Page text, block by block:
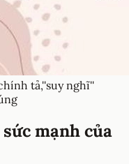
tả,''suy nghĩ''
mạnh của